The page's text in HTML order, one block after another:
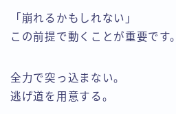
「崩れるかもしれない」
この前提で動くことが重要です。
全力で突っ込まない。
逃げ道を用意する。